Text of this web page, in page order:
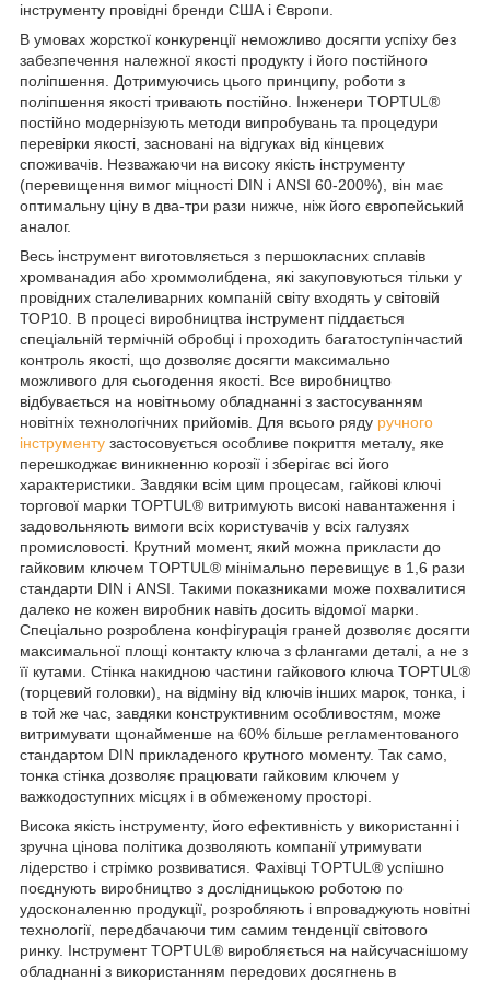
інструменту провідні бренди США і Європи.
В умовах жорсткої конкуренції неможливо досягти успіху без
забезпечення належної якості продукту і його постійного
поліпшення. Дотримуючись цього принципу, роботи з
поліпшення якості тривають постійно. Інженери TOPTUL®
постійно модернізують методи випробувань та процедури
перевірки якості, засновані на відгуках від кінцевих
споживачів. Незважаючи на високу якість інструменту
(перевищення вимог міцності DIN і ANSI 60-200%), він має
оптимальну ціну в два-три рази нижче, ніж його європейський
аналог.
Весь інструмент виготовляється з першокласних сплавів
хромванадия або хроммолибдена, які закуповуються тільки у
провідних сталеливарних компаній світу входять у світовій
ТОР10. В процесі виробництва інструмент піддається
спеціальній термічній обробці і проходить багатоступінчастий
контроль якості, що дозволяє досягти максимально
можливого для сьогодення якості. Все виробництво
відбувається на новітньому обладнанні з застосуванням
новітніх технологічних прийомів. Для всього ряду ручного
інструменту застосовується особливе покриття металу, яке
перешкоджає виникненню корозії і зберігає всі його
характеристики. Завдяки всім цим процесам, гайкові ключі
торгової марки TOPTUL® витримують високі навантаження і
задовольняють вимоги всіх користувачів у всіх галузях
промисловості. Крутний момент, який можна прикласти до
гайковим ключем TOPTUL® мінімально перевищує в 1,6 рази
стандарти DIN і ANSI. Такими показниками може похвалитися
далеко не кожен виробник навіть досить відомої марки.
Спеціально розроблена конфігурація граней дозволяє досягти
максимальної площі контакту ключа з флангами деталі, а не з
її кутами. Стінка накидною частини гайкового ключа TOPTUL®
(торцевий головки), на відміну від ключів інших марок, тонка, і
в той же час, завдяки конструктивним особливостям, може
витримувати щонайменше на 60% більше регламентованого
стандартом DIN прикладеного крутного моменту. Так само,
тонка стінка дозволяє працювати гайковим ключем у
важкодоступних місцях і в обмеженому просторі.
Висока якість інструменту, його ефективність у використанні і
зручна цінова політика дозволяють компанії утримувати
лідерство і стрімко розвиватися. Фахівці TOPTUL® успішно
поєднують виробництво з дослідницькою роботою по
удосконаленню продукції, розробляють і впроваджують новітні
технології, передбачаючи тим самим тенденції світового
ринку. Інструмент TOPTUL® виробляється на найсучаснішому
обладнанні з використанням передових досягнень в